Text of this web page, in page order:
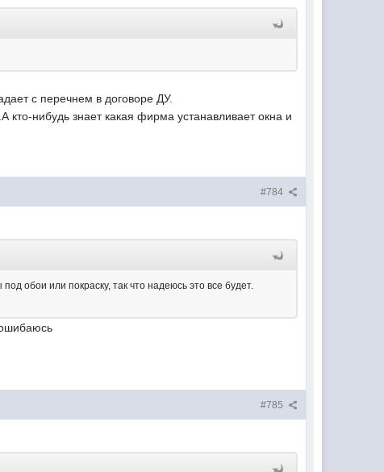
с перечнем в договоре ДУ.
нибудь знает какая фирма устанавливает окна и
#784
обои или покраску, так что надеюсь это все будет.
#785